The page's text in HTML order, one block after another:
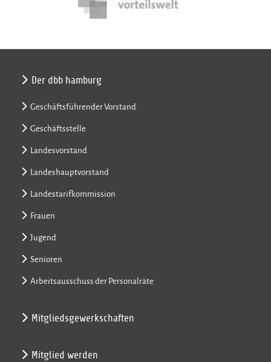
Der dbb hamburg
Geschäftsführender Vorstand
Geschäftsstelle
Landesvorstand
Landeshauptvorstand
Landestarifkommission
Frauen
Jugend
Senioren
Arbeitsausschuss der Personalräte
Mitgliedsgewerkschaften
Mitglied werden